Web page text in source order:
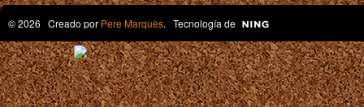
© 2026 Creado por Pere Marquès. Tecnología de